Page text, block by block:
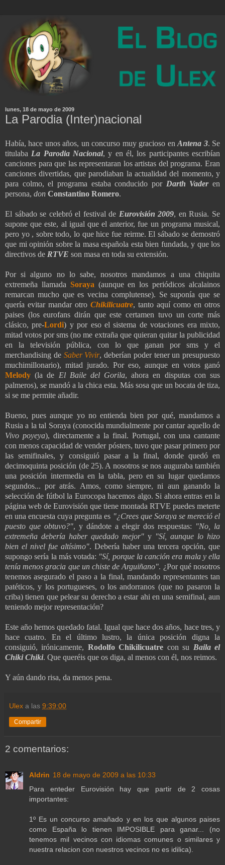
lunes, 18 de mayo de 2009
La Parodia (Inter)nacional
Había, hace unos años, un concurso muy gracioso enAntena 3. Se
titulaba La Parodia Nacional, y en él, los participantes escribían
canciones para que las representaran los artistas del programa. Eran
canciones divertidas, que parodiaban la actualidad del momento, y
para colmo, el programa estaba conducido por Darth Vaderen
persona, don Constantino Romero.
El sábado se celebró el festival de Eurovisión 2009, en Rusia. Se
supone que este, al igual que el anterior, fue un programa musical,
pero yo , sobre todo, lo que hice fue reirme. El sábado se demostró
que mi opinión sobre la masa española esta bien fundada, y que los
directivos de RTVE son masa en toda su extensión.
Por si alguno no lo sabe, nosotros mandamos a una chiquita
extremeña llamada Soraya (aunque en los periódicos alcalainos
remarcan mucho que es vecina complutense). Se suponía que se
quería evitar mandar otro Chikilicuatre, tanto aquí como en otros
paises (los eurofans dirán que este certamen tuvo un corte más
clásico, pre-Lordi) y por eso el sistema de votaciones era mixto,
mitad votos por sms (no me extraña que quieran quitar la publicidad
en la televisión pública, con lo que ganan por sms y el
merchandising de Saber Vivir, deberían poder tener un presupuesto
muchimillonario), mitad jurado. Por eso, aunque en votos ganó
Melody(la de El Baile del Gorila, ahora en disputas con sus
palmeros), se mandó a la chica esta. Más sosa que un bocata de tiza,
si se me permite añadir.
Bueno, pues aunque yo no entienda bien por qué, mandamos a
Rusia a la tal Soraya (conocida mundialmente por cantar aquello de
Vivo poyeya), directamente a la final. Portugal, con una cantante
con menos capacidad de vender pósters, tuvo que pasar primero por
las semifinales, y consiguió pasar a la final, donde quedó en
decimoquinta posición (de 25). A nosotros se nos auguraba también
una posición intermedia en la tabla, pero en su lugar quedamos
segundos... por atrás. Amos, como siempre, ni aun ganando la
selección de fútbol la Eurocopa hacemos algo. Si ahora entras en la
página web de Eurovisión que tiene montada RTVE puedes meterte
en una encuesta cuya pregunta es "¿Crees que Soraya se mereció el
puesto que obtuvo?", y dándote a elegir dos respuestas: "No, la
extremeña debería haber quedado mejor" y "Sí, aunque lo hizo
bien el nivel fue altísimo". Debería haber una tercera opción, que
supongo sería la más votada: "Sí, porque la canción era mala y ella
tenía menos gracia que un chiste de Arguiñano". ¿Por qué nosotros
tenemos asegurado el paso a la final, mandando representantes tan
patéticos, y los portugueses, o los andorranos (que no pasaron la
criba) tienen que pelear su derecho a estar ahi en una semifinal, aun
teniendo mejor representación?
Este año hemos quedado fatal. Igual que hace dos años, hace tres, y
hace cuatro. En el último lustro, la única posición digna la
consiguió, irónicamente, Rodolfo Chikilicuatre con su Baila el
Chiki Chiki. Que queréis que os diga, al menos con él, nos reimos.
Y aún dando risa, da menos pena.
Ulex a las 9:39:00
Compartir
2 comentarios:
Aldrin 18 de mayo de 2009 a las 10:33
Para enteder Eurovisión hay que partir de 2 cosas
importantes:
1º Es un concurso amañado y en los que algunos paises
como España lo tienen IMPOSIBLE para ganar... (no
tenemos mil vecinos con idiomas comunes o similares y
nuestra relacion con nuestros vecinos no es idilica).